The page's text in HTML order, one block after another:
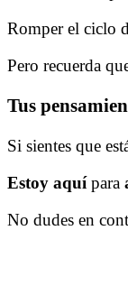
Romper el ciclo
Pero recuerda
Tus
Si sientes que
Estoy aquípara
No dudes en